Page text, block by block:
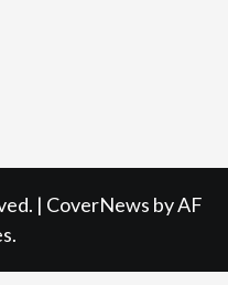
| CoverNews by AF